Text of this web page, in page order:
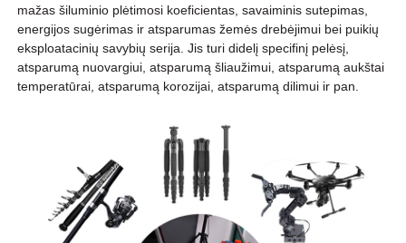
mažas šiluminio plėtimosi koeficientas, savaiminis sutepimas,
energijos sugėrimas ir atsparumas žemės drebėjimui bei puikių
eksploatacinių savybių serija. Jis turi didelį specifinį pelėsį,
atsparumą nuovargiui, atsparumą šliaužimui, atsparumą aukštai
temperatūrai, atsparumą korozijai, atsparumą dilimui ir pan.